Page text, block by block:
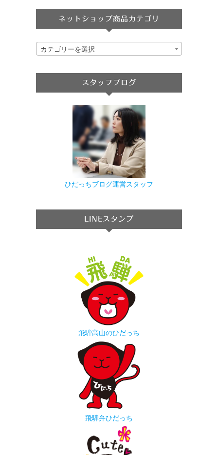
ネットショップ商品カテゴリ
カテゴリーを選択
スタッフブログ
ひだっちブログ運営スタッフ
LINEスタンプ
飛騨高山のひだっち
飛騨弁ひだっち